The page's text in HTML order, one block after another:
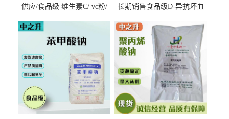
供应/食品级 维生素C/ vc粉/
长期销售食品级D-异抗坏血